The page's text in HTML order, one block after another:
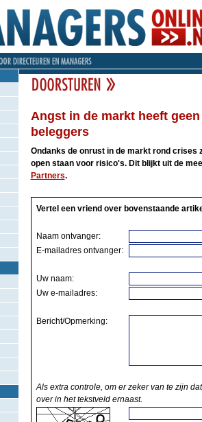
Angst in de markt heeft
beleggers
Ondanks de onrust in de markt rond crises
open staan voor risico's. Dit blijkt uit de
Partners.
Vertel een vriend over bovenstaande
Naam ontvanger:
E-mailadres ontvanger:
Uw naam:
Uw e-mailadres:
Bericht/Opmerking:
Als extra controle, om er zeker van te zijn
over in het tekstveld ernaast.